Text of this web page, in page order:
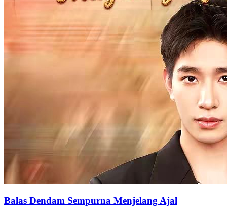
Balas Dendam Sempurna Menjelang Ajal